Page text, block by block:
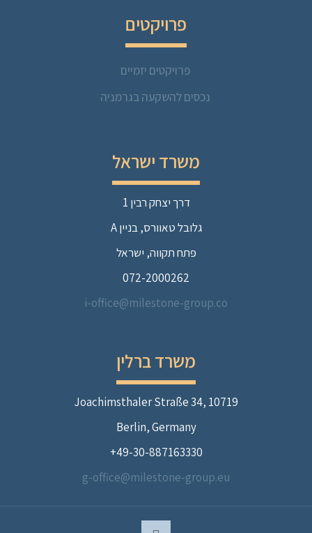
פרויקטים
פרויקטים יזמיים
נכסים להשקעה בגרמניה
משרד ישראל
דרך יצחק רבין 1
גלובל טאוורס, בניין A
פתח תקווה, ישראל
072-2000262
i-office@milestone-group.co
משרד ברלין
Joachimsthaler Straße 34, 10719
Berlin, Germany
49-30-887163330+
g-office@milestone-group.eu